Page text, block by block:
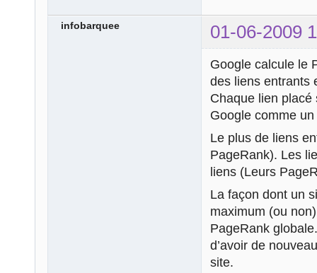
infobarquee 01-06-2009
Google calcule le
des liens entrants
Chaque lien placé
Google comme
Le plus de liens
PageRank). Les
liens (Leurs
La façon dont un
maximum (ou
PageRank
d’avoir de
site.